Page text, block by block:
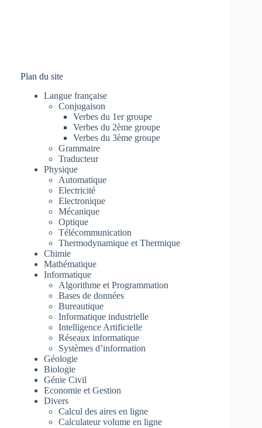
Plan du site
Langue française
Conjugaison
Verbes du 1er groupe
Verbes du 2ème groupe
Verbes du 3ème groupe
Grammaire
Traducteur
Physique
Automatique
Electricité
Electronique
Mécanique
Optique
Télécommunication
Thermodynamique et Thermique
Chimie
Mathématique
Informatique
Algorithme et Programmation
Bases de données
Bureautique
Informatique industrielle
Intelligence Artificielle
Réseaux informatique
Systèmes d’information
Géologie
Biologie
Génie Civil
Economie et Gestion
Divers
Calcul des aires en ligne
Calculateur volume en ligne